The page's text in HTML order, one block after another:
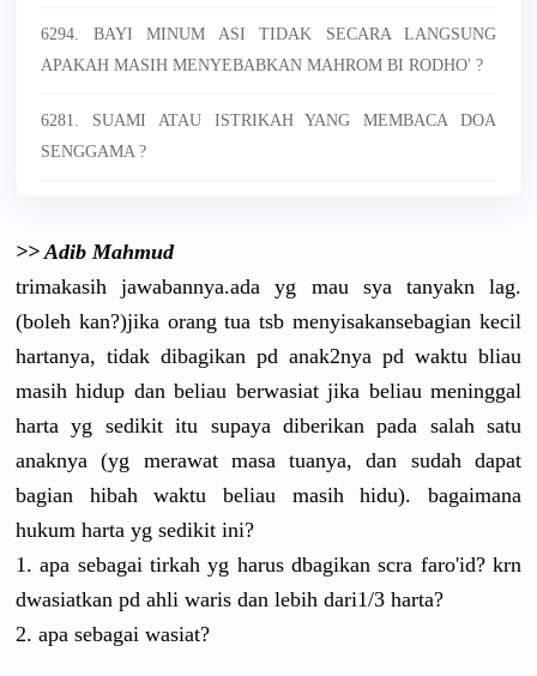
6294. BAYI MINUM ASI TIDAK SECARA LANGSUNG
APAKAH MASIH MENYEBABKAN MAHROM BI RODHO' ?
6281. SUAMI ATAU ISTRIKAH YANG MEMBACA DOA
SENGGAMA ?
>> Adib Mahmud
trimakasih jawabannya.ada yg mau sya tanyakn lag.
(boleh kan?)jika orang tua tsb menyisakansebagian kecil
hartanya, tidak dibagikan pd anak2nya pd waktu bliau
masih hidup dan beliau berwasiat jika beliau meninggal
harta yg sedikit itu supaya diberikan pada salah satu
anaknya (yg merawat masa tuanya, dan sudah dapat
bagian hibah waktu beliau masih hidu). bagaimana
hukum harta yg sedikit ini?
1. apa sebagai tirkah yg harus dbagikan scra faro'id? krn
dwasiatkan pd ahli waris dan lebih dari1/3 harta?
2. apa sebagai wasiat?